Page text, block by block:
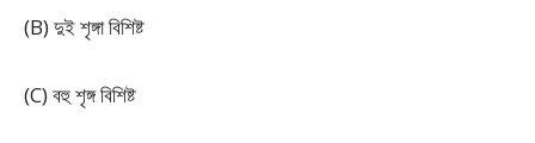
(B) দুই শৃঙ্গা বিশিষ্ট
(C) বহু শৃঙ্গ বিশিষ্ট